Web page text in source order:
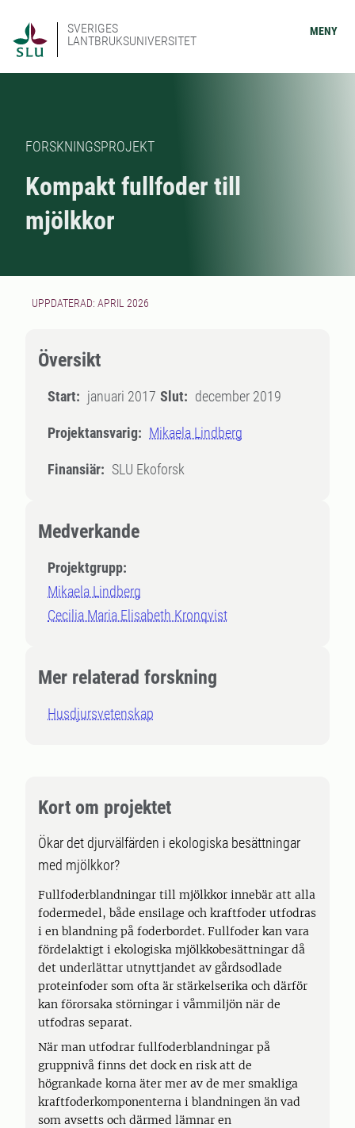
SVERIGES
LANTBRUKSUNIVERSITET
MENY
FORSKNINGSPROJEKT
Kompakt fullfoder till
mjölkkor
UPPDATERAD: APRIL 2026
Översikt
Start: januari 2017 Slut: december 2019
Projektansvarig: Mikaela Lindberg
Finansiär: SLU Ekoforsk
Medverkande
Projektgrupp:
Mikaela Lindberg
Cecilia Maria Elisabeth Kronqvist
Mer relaterad forskning
Husdjursvetenskap
Kort om projektet
Ökar det djurvälfärden i ekologiska besättningar
med mjölkkor?
Fullfoderblandningar till mjölkkor innebär att alla
fodermedel, både ensilage och kraftfoder utfodras
i en blandning på foderbordet. Fullfoder kan vara
fördelaktigt i ekologiska mjölkkobesättningar då
det underlättar utnyttjandet av gårdsodlade
proteinfoder som ofta är stärkelserika och därför
kan förorsaka störningar i våmmiljön när de
utfodras separat.
När man utfodrar fullfoderblandningar på
gruppnivå finns det dock en risk att de
högrankade korna äter mer av de mer smakliga
kraftfoderkomponenterna i blandningen än vad
som avsetts och därmed lämnar en